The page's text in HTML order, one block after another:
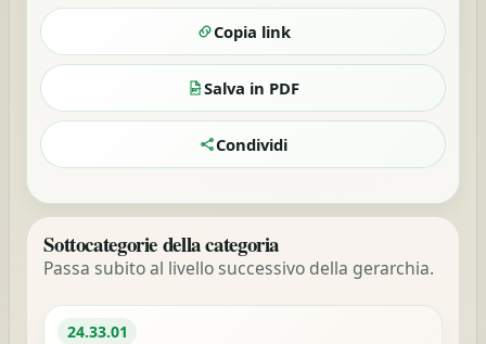
Copia link
Salva in PDF
Condividi
Sottocategorie della categoria
Passa subito al livello successivo della gerarchia.
24.33.01